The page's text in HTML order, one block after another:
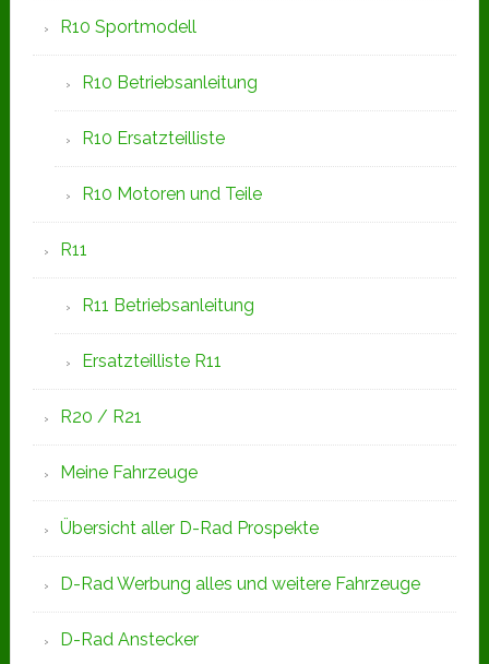
R10 Sportmodell
R10 Betriebsanleitung
R10 Ersatzteilliste
R10 Motoren und Teile
R11
R11 Betriebsanleitung
Ersatzteilliste R11
R20 / R21
Meine Fahrzeuge
Übersicht aller D-Rad Prospekte
D-Rad Werbung alles und weitere Fahrzeuge
D-Rad Anstecker